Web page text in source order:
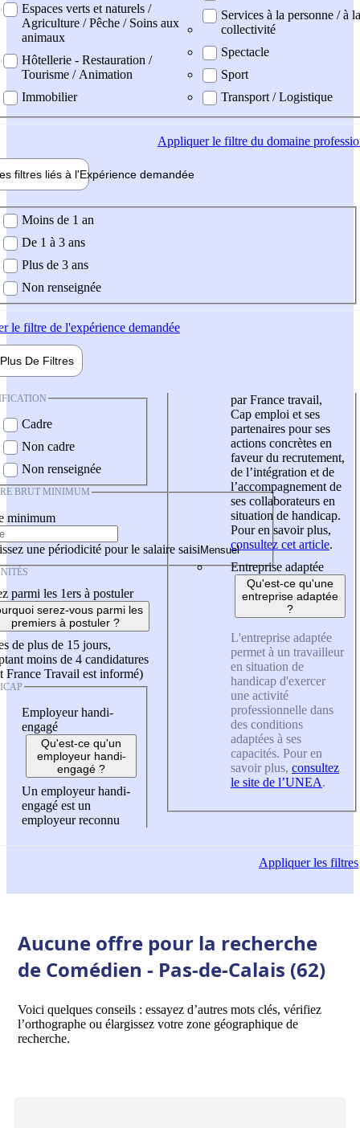
Espaces verts et naturels /
Agriculture / Pêche / Soins aux
animaux
Hôtellerie - Restauration /
Tourisme / Animation
Immobilier
Services à la personne / à la
collectivité
Spectacle
Sport
Transport / Logistique
Appliquerle filtre du domaine
filtres liés à l'Expérience demandée
demandée
Moins de 1 an
De 1 à 3 ans
Plus de 3 ans
Non renseignée
le filtre de l'expérience demandée
Plus De Filtres
Cadre
Non cadre
Non renseignée
BRUT MINIMUM
minimum
une périodicité pour le salaire saisi
parmi les 1ers à postuler
serez-vous parmi les
premiers à postuler ?
de plus de 15 jours,
moins de 4 candidatures
France Travail est informé)
Employeur handi-
engagé
Qu'est-ce qu'un
employeur handi-
engagé ?
Un employeur handi-
engagé est un
employeur reconnu
par France travail,
Cap emploi et ses
partenaires pour ses
actions concrètes en
faveur du recrutement,
de l’intégration et de
l’accompagnement de
ses collaborateurs en
situation de handicap.
Pour en savoir plus,
consultez cet article.
Entreprise adaptée
Qu'est-ce qu'une
entreprise adaptée
?
L'entreprise adaptée
permet à un travailleur
en situation de
handicap d'exercer
une activité
professionnelle dans
des conditions
adaptées à ses
capacités. Pour en
savoir plus, consultez
le site de l’UNEA.
Appliquerles filtres
Aucune offre pour la recherche
de Comédien - Pas-de-Calais (62)
Voici quelques conseils : essayez d’autres mots clés, vérifiez
l’orthographe ou élargissez votre zone géographique de
recherche.